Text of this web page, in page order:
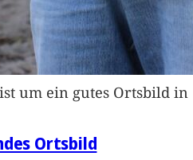
um ein gutes Ortsbild
Ortsbild